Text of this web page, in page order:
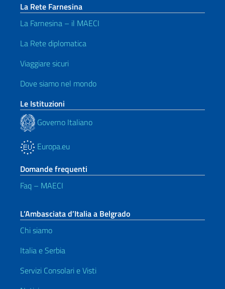
La Rete Farnesina
La Farnesina – il MAECI
La Rete diplomatica
Viaggiare sicuri
Dove siamo nel mondo
Le Istituzioni
Governo Italiano
Europa.eu
Domande frequenti
Faq – MAECI
L’Ambasciata d’Italia a Belgrado
Chi siamo
Italia e Serbia
Servizi Consolari e Visti